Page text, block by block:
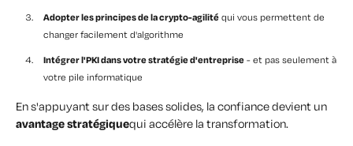
Adopter les principes de la crypto-agilité qui vous permettent de
changer facilement d'algorithme
Intégrer l'PKI dans votre stratégie d'entreprise - et pas seulement à
votre pile informatique
En s'appuyant sur des bases solides, la confiance devient un
avantage stratégiquequi accélère la transformation.